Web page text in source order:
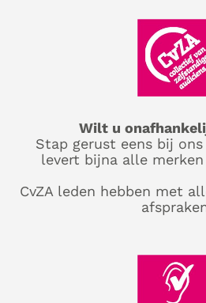
Wilt u
Stap gerust eens bij
levert bijna alle
CvZA leden hebben met